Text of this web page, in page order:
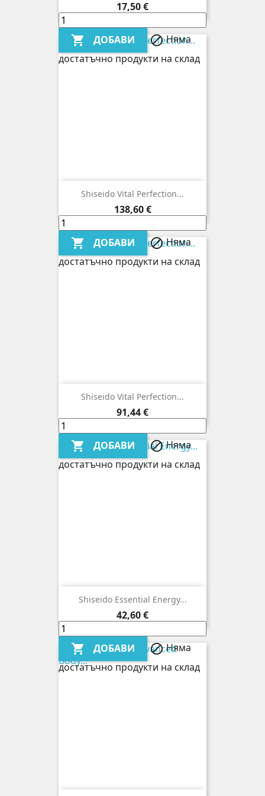
Цена
17,50 €
 ДОБАВИ Няма
достатъчно продукти на склад
Shiseido Vital Perfection...
Цена
138,60 €
 ДОБАВИ Няма
достатъчно продукти на склад
Shiseido Vital Perfection...
Цена
91,44 €
 ДОБАВИ Няма
достатъчно продукти на склад
Shiseido Essential Energy...
Цена
42,60 €
 ДОБАВИ Няма
достатъчно продукти на склад